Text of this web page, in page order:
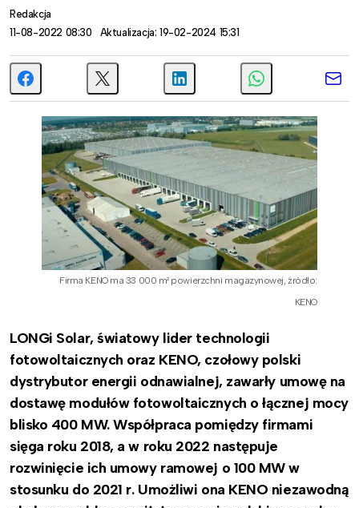
Redakcja
11-08-2022 08:30
Aktualizacja: 19-02-2024 15:31
Firma KENO ma 33 000 m² powierzchni magazynowej, źródło:
KENO
LONGi Solar, światowy lider technologii
fotowoltaicznych oraz KENO, czołowy polski
dystrybutor energii odnawialnej, zawarły umowę na
dostawę modułów fotowoltaicznych o łącznej mocy
blisko 400 MW. Współpraca pomiędzy firmami
sięga roku 2018, a w roku 2022 następuje
rozwinięcie ich umowy ramowej o 100 MW w
stosunku do 2021 r. Umożliwi ona KENO niezawodną